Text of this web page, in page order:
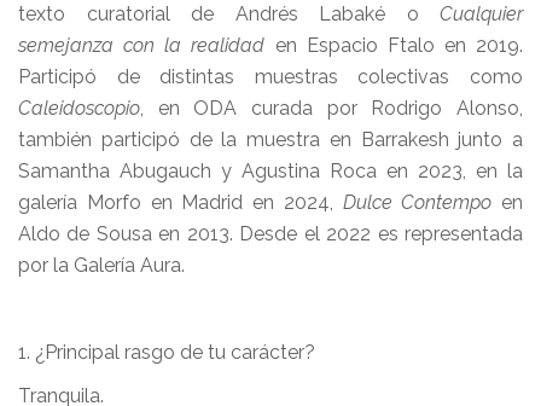
texto curatorial de Andrés Labaké o Cualquier
semejanza con la realidad en Espacio Ftalo en 2019.
Participó de distintas muestras colectivas como
Caleidoscopio, en ODA curada por Rodrigo Alonso,
también participó de la muestra en Barrakesh junto a
Samantha Abugauch y Agustina Roca en 2023, en la
galería Morfo en Madrid en 2024, Dulce Contempo en
Aldo de Sousa en 2013. Desde el 2022 es representada
por la Galería Aura.
1. ¿Principal rasgo de tu carácter?
Tranquila.